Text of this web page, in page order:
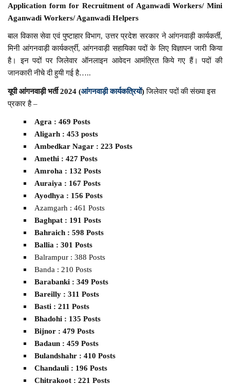
Application form for Recruitment of Aganwadi Workers/ Mini
Aganwadi Workers/ Aganwadi Helpers
बाल विकास सेवा एवं पुष्टाहार विभाग, उत्तर प्रदेश सरकार ने आंगनवाड़ी कार्यकर्ती,
मिनी आंगनवाड़ी कार्यकर्त्री, आंगनवाड़ी सहायिका पदों के लिए विज्ञापन जारी किया
है। इन पदों पर जिलेवार ऑनलाइन आवेदन आमंत्रित किये गए हैं। पदों की
जानकारी नीचे दी हुयी गई है…..
यूपी आंगनवाड़ी भर्ती 2024 (आंगनवाड़ी कार्यकत्रियों)जिलेवार पदों की संख्या इस
प्रकार है –
Agra : 469 Posts
Aligarh : 453 posts
Ambedkar Nagar : 223 Posts
Amethi : 427 Posts
Amroha : 132 Posts
Auraiya : 167 Posts
Ayodhya : 156 Posts
Azamgarh : 461 Posts
Baghpat : 191 Posts
Bahraich : 598 Posts
Ballia : 301 Posts
Balrampur : 388 Posts
Banda : 210 Posts
Barabanki : 349 Posts
Bareilly : 311 Posts
Basti : 211 Posts
Bhadohi : 135 Posts
Bijnor : 479 Posts
Badaun : 459 Posts
Bulandshahr : 410 Posts
Chandauli : 196 Posts
Chitrakoot : 221 Posts